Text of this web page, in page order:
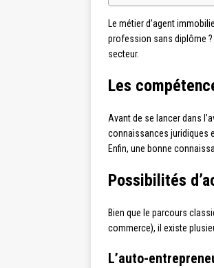
Le métier d’agent
profession sans diplôme
secteur.
Les
Avant de se lancer dans
connaissances juridiques
Enfin, une bonne
Possibilités
Bien que le parcours
commerce), il existe
L’auto-